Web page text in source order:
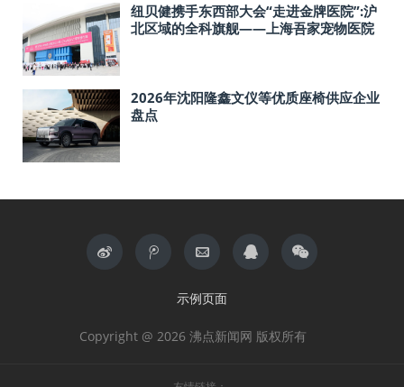
纽贝健携手东西部大会“走进金牌医院”:沪
北区域的全科旗舰——上海吾家宠物医院
2026年沈阳隆鑫文仪等优质座椅供应企业
盘点
示例页面
Copyright @ 2026 沸点新闻网 版权所有